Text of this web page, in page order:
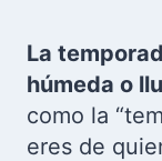
La
húmeda o
como la
eres de